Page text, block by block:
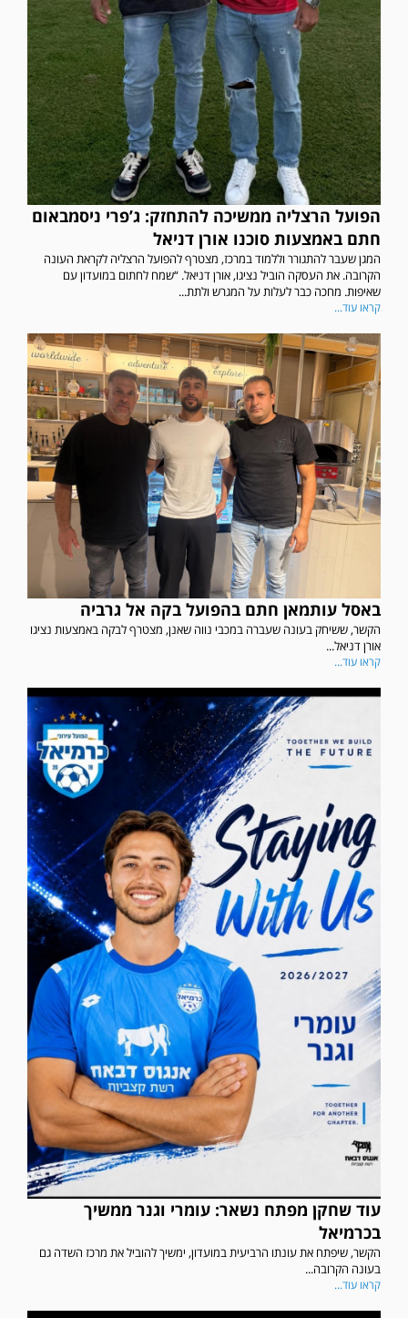
הפועל הרצליה ממשיכה להתחזק: ג’פרי ניסמבאום
חתם באמצעות סוכנו אורן דניאל
המגן שעבר להתגורר וללמוד במרכז, מצטרף להפועל הרצליה לקראת העונה
הקרובה. את העסקה הוביל נציגו, אורן דניאל. “שמח לחתום במועדון עם
שאיפות. מחכה כבר לעלות על המגרש ולתת...
קראו עוד...
באסל עותמאן חתם בהפועל בקה אל גרביה
הקשר, ששיחק בעונה שעברה במכבי נווה שאנן, מצטרף לבקה באמצעות נציגו
אורן דניאל...
קראו עוד...
עוד שחקן מפתח נשאר: עומרי וגנר ממשיך
בכרמיאל
הקשר, שיפתח את עונתו הרביעית במועדון, ימשיך להוביל את מרכז השדה גם
בעונה הקרובה...
קראו עוד...